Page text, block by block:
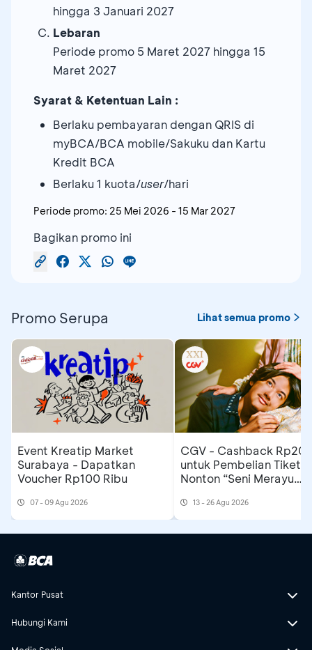
hingga 3 Januari 2027
Lebaran
Periode promo 5 Maret 2027 hingga 15
Maret 2027
Syarat & Ketentuan Lain :
Berlaku pembayaran dengan QRIS di
myBCA/BCA mobile/Sakuku dan Kartu
Kredit BCA
Berlaku 1 kuota/user/hari
Periode promo: 25 Mei 2026 - 15 Mar 2027
Bagikan promo ini
Promo Serupa Lihat semua promo
Event Kreatip Market
Surabaya - Dapatkan
Voucher Rp100 Ribu
07 - 09 Agu 2026
CGV - Cashback Rp20 ribu
untuk Pembelian Tiket
Nonton “Seni Merayu
13 - 26 Agu 2026
Kantor Pusat
Hubungi Kami